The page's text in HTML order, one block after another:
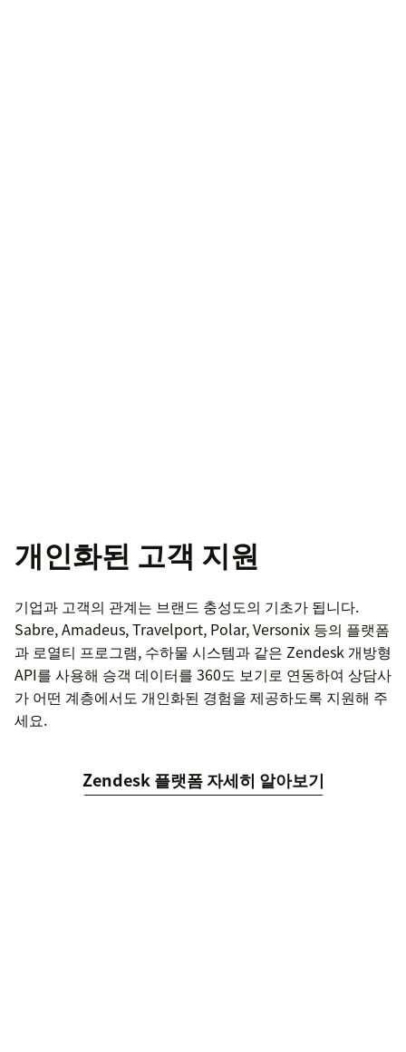
개인화된 고객 지원
기업과 고객의 관계는 브랜드 충성도의 기초가 됩니다.
Sabre, Amadeus, Travelport, Polar, Versonix 등의 플랫폼
과 로열티 프로그램, 수하물 시스템과 같은 Zendesk 개방형
API를 사용해 승객 데이터를 360도 보기로 연동하여 상담사
가 어떤 계층에서도 개인화된 경험을 제공하도록 지원해 주
세요.
Zendesk 플랫폼 자세히 알아보기